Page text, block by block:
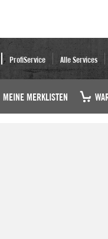
ProfiService Alle Services
MEINE MERKLISTEN